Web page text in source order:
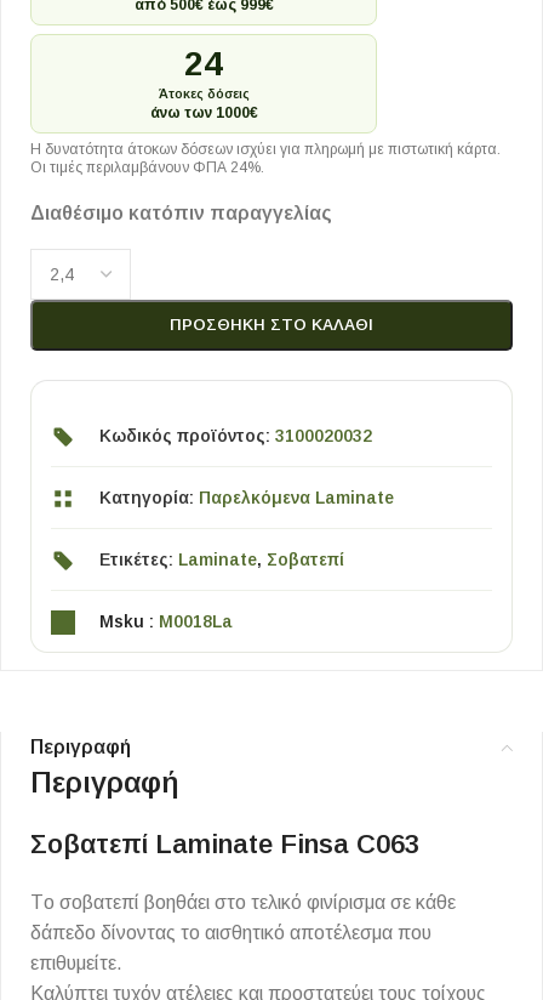
από 500€ έως 999€
24
Άτοκες δόσεις
άνω των 1000€
Η δυνατότητα άτοκων δόσεων ισχύει για πληρωμή με πιστωτική κάρτα.
Οι τιμές περιλαμβάνουν ΦΠΑ 24%.
Διαθέσιμο κατόπιν παραγγελίας
ΠΡΟΣΘΉΚΗ ΣΤΟ ΚΑΛΆΘΙ
Κωδικός προϊόντος: 3100020032
Κατηγορία: Παρελκόμενα Laminate
Ετικέτες: Laminate, Σοβατεπί
Msku : M0018La
Περιγραφή
Περιγραφή
Σοβατεπί Laminate Finsa C063
Τo σοβατεπί βοηθάει στο τελικό φινίρισμα σε κάθε
δάπεδο δίνοντας το αισθητικό αποτέλεσμα που
επιθυμείτε.
Καλύπτει τυχόν ατέλειες και προστατεύει τους τοίχους